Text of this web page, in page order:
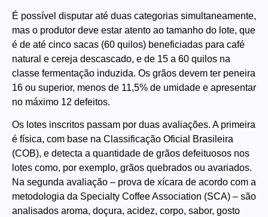
É possível disputar até duas categorias simultaneamente,
mas o produtor deve estar atento ao tamanho do lote, que
é de até cinco sacas (60 quilos) beneficiadas para café
natural e cereja descascado, e de 15 a 60 quilos na
classe fermentação induzida. Os grãos devem ter peneira
16 ou superior, menos de 11,5% de umidade e apresentar
no máximo 12 defeitos.
Os lotes inscritos passam por duas avaliações. A primeira
é física, com base na Classificação Oficial Brasileira
(COB), e detecta a quantidade de grãos defeituosos nos
lotes como, por exemplo, grãos quebrados ou avariados.
Na segunda avaliação – prova de xícara de acordo com a
metodologia da Specialty Coffee Association (SCA) – são
analisados aroma, doçura, acidez, corpo, sabor, gosto